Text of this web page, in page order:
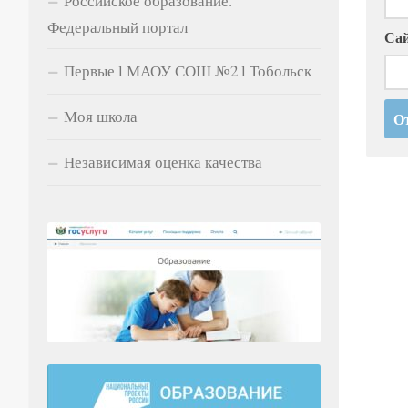
Федеральный портал
Первые l МАОУ СОШ №2 l Тобольск
Моя школа
Независимая оценка качества